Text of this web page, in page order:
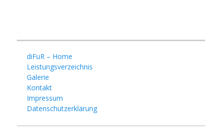
diFuR – Home
Leistungsverzeichnis
Galerie
Kontakt
Impressum
Datenschutzerklärung